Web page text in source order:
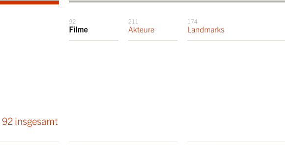
92
Filme
211
Akteure
174
Landmarks
92 insgesamt